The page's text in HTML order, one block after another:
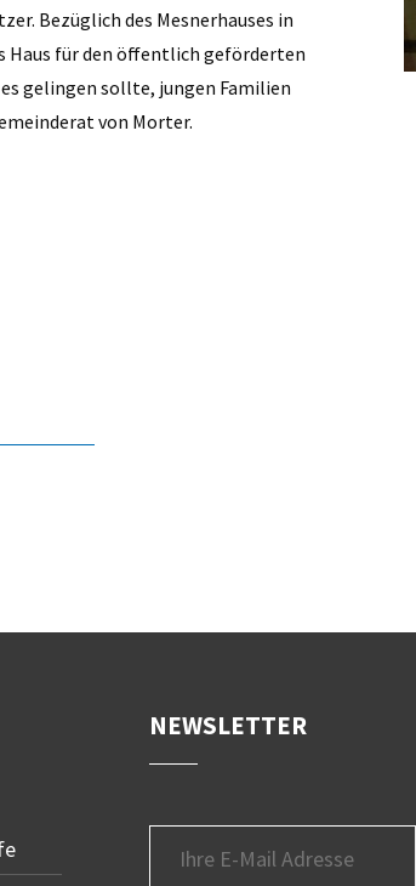
Bezüglich des Mesnerhauses in
Haus für den öffentlich geförderten
gelingen sollte, jungen Familien
von Morter.
NEWSLETTER